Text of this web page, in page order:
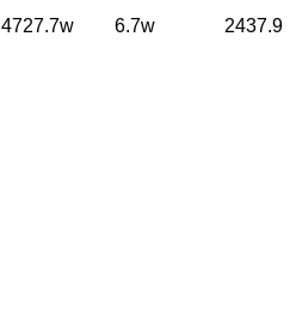
4727.7w 6.7w 2437.9